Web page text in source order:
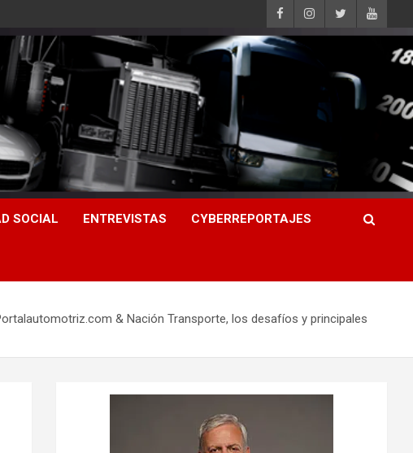
SOCIAL ENTREVISTAS CYBERREPORTAJES
& Nación Transporte, los desafíos y principales